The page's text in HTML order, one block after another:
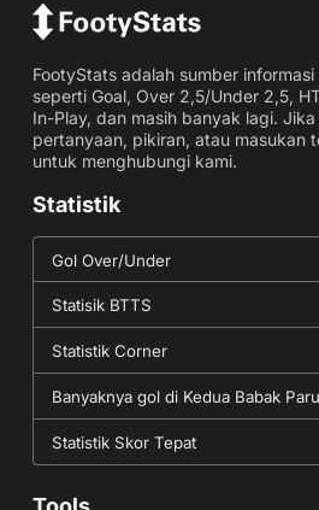
FootyStats adalah sumber
seperti Goal, Over 2,5/Under 2,5,
In-Play, dan masih banyak lagi.
pertanyaan, pikiran, atau masukan
untuk menghubungi kami.
Statistik
Gol Over/Under
Statisik BTTS
Statistik Corner
Banyaknya gol di Kedua Babak
Statistik Skor Tepat